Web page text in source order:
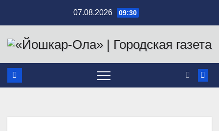
содержимому
07.08.2026 09:30